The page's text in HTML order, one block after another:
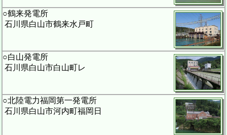
○鶴来発電所
石川県白山市鶴来水戸町
○白山発電所
石川県白山市白山町レ
○北陸電力福岡第一発電所
石川県白山市河内町福岡日